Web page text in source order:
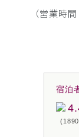
（営業時
宿泊